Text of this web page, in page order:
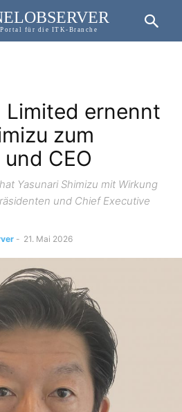
für die ITK-Branche
Limited ernennt
zum
CEO
Yasunari Shimizu mit Wirkung
und Chief Executive
- 21. Mai 2026